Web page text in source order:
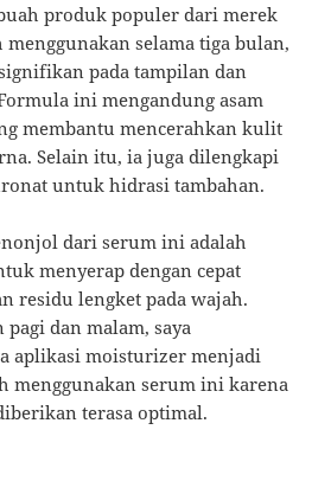
produk populer dari merek
menggunakan selama tiga bulan,
pada tampilan dan
ini mengandung asam
membantu mencerahkan kulit
Selain itu, ia juga dilengkapi
untuk hidrasi tambahan.
dari serum ini adalah
menyerap dengan cepat
residu lengket pada wajah.
pagi dan malam, saya
aplikasi moisturizer menjadi
menggunakan serum ini karena
terasa optimal.